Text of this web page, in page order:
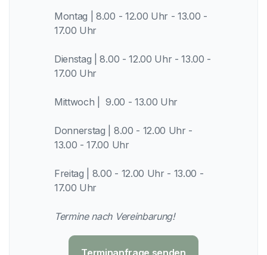
Montag | 8.00 - 12.00 Uhr - 13.00 -
17.00 Uhr
Dienstag | 8.00 - 12.00 Uhr - 13.00 -
17.00 Uhr
Mittwoch | 9.00 - 13.00 Uhr
Donnerstag | 8.00 - 12.00 Uhr -
13.00 - 17.00 Uhr
Freitag | 8.00 - 12.00 Uhr - 13.00 -
17.00 Uhr
Termine nach Vereinbarung!
Terminanfrage senden